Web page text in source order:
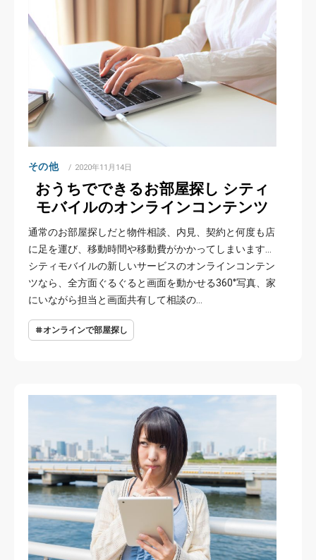
その他
POSTED
2020年11月14日
おうちでできるお部屋探し シティ
モバイルのオンラインコンテンツ
通常のお部屋探しだと物件相談、内見、契約と何度も店
に足を運び、移動時間や移動費がかかってしまいます…
シティモバイルの新しいサービスのオンラインコンテン
ツなら、全方面ぐるぐると画面を動かせる360°写真、家
にいながら担当と画面共有して相談の…
オンラインで部屋探し